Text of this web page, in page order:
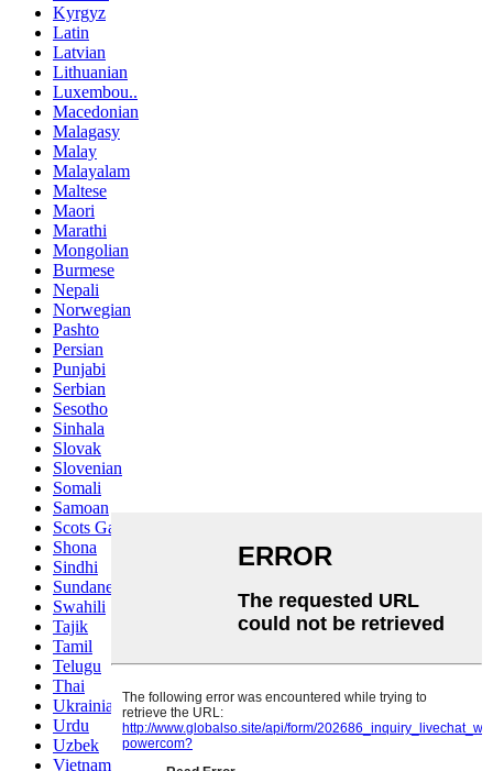
Kyrgyz
Latin
Latvian
Lithuanian
Luxembou..
Macedonian
Malagasy
Malay
Malayalam
Maltese
Maori
Marathi
Mongolian
Burmese
Nepali
Norwegian
Pashto
Persian
Punjabi
Serbian
Sesotho
Sinhala
Slovak
Slovenian
Somali
Samoan
Scots Gaelic
Shona
Sindhi
Sundanese
Swahili
Tajik
Tamil
Telugu
Thai
Ukrainian
Urdu
Uzbek
Vietnamese